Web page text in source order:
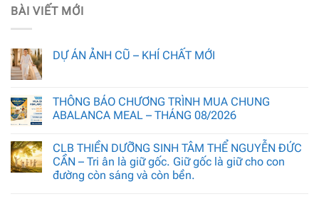
BÀI VIẾT MỚI
DỰ ÁN ẢNH CŨ – KHÍ CHẤT MỚI
THÔNG BÁO CHƯƠNG TRÌNH MUA CHUNG
ABALANCA MEAL – THÁNG 08/2026
CLB THIỀN DƯỠNG SINH TÂM THỂ NGUYỄN ĐỨC
CẦN – Tri ân là giữ gốc. Giữ gốc là giữ cho con
đường còn sáng và còn bền.